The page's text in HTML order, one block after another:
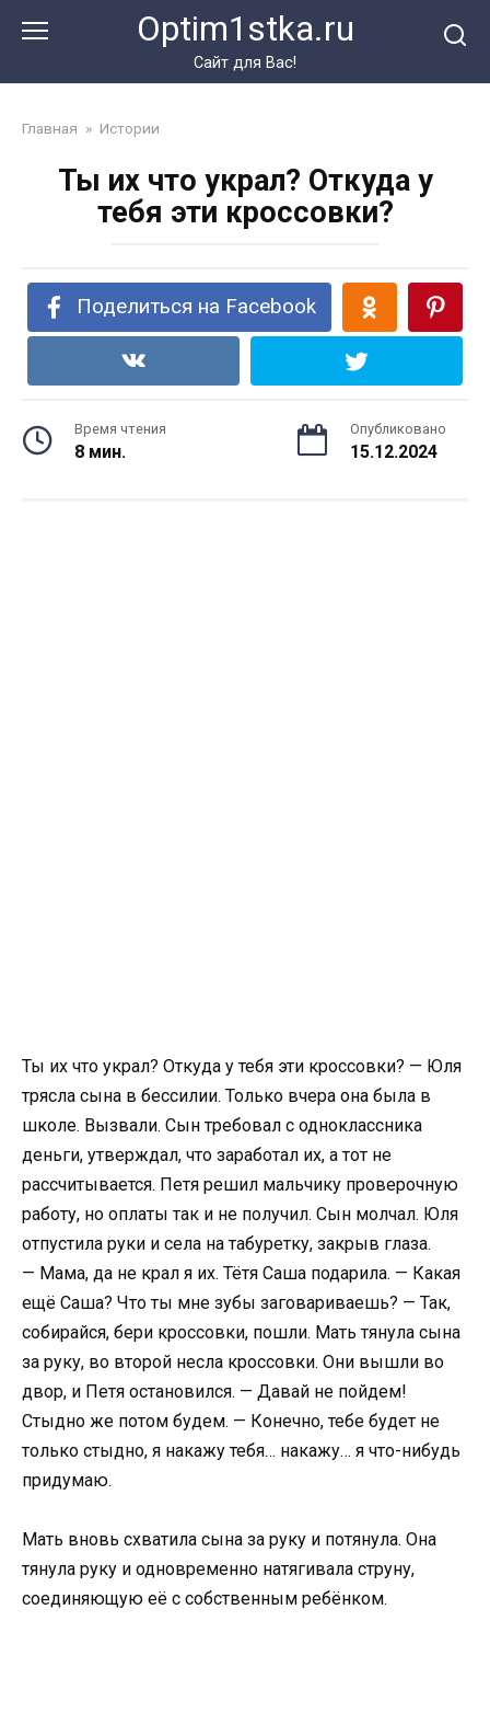
Optim1stka.ru
Сайт для Вас!
Главная » Истории
Ты их что украл? Откуда у
тебя эти кроссовки?
Поделиться на Facebook
Время чтения
8 мин.
Опубликовано
15.12.2024
Ты их что украл? Откуда у тебя эти кроссовки? — Юля
трясла сына в бессилии. Только вчера она была в
школе. Вызвали. Сын требовал с одноклассника
деньги, утверждал, что заработал их, а тот не
рассчитывается. Петя решил мальчику проверочную
работу, но оплаты так и не получил. Сын молчал. Юля
отпустила руки и села на табуретку, закрыв глаза.
— Мама, да не крал я их. Тётя Саша подарила. — Какая
ещё Саша? Что ты мне зубы заговариваешь? — Так,
собирайся, бери кроссовки, пошли. Мать тянула сына
за руку, во второй несла кроссовки. Они вышли во
двор, и Петя остановился. — Давай не пойдем!
Стыдно же потом будем. — Конечно, тебе будет не
только стыдно, я накажу тебя… накажу… я что-нибудь
придумаю.
Мать вновь схватила сына за руку и потянула. Она
тянула руку и одновременно натягивала струну,
соединяющую её с собственным ребёнком.